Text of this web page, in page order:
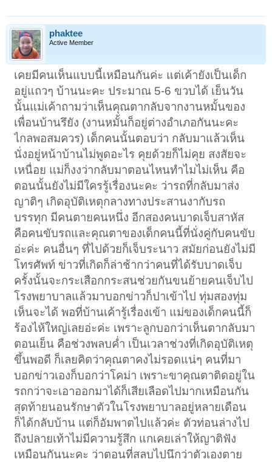
phaktee
Active Member
เคยมีคนเห็นแบบนี้เหมือนกันค่ะ แต่เค้ายังเป็นเด็ก
อยู่แถวๆ บ้านนะคะ ประมาณ 5-6 ขวบได้ เย็นวัน
นั้นแม่เค้าถามว่าเห็นคุณตากลับจากงานหมั้นของ
เพื่อนบ้านรึยัง (งานหมั้นก็อยู่ต่างอำเภอกันนะคะ
ไกลพอสมควร) เด็กคนนั้นตอบว่า กลับมาแล้วเห็น
นั่งอยู่หน้าบ้านไม่พูดอะไร คุยด้วยก็ไม่คุย สงสัยจะ
เหนื่อย แม่ก็งงว่ากลับมาตอนไหนทำไมไม่เห็น คือ
ตอนนั้นยังไม่มีใครรู้เรื่องนะคะ ว่ารถที่กลับมาส่ง
ญาติๆ เกิดอุบัติเหตุกลางทางประสานงากับรถ
บรรทุก มีคนตายคนหนึ่ง อีกสองคนบาดเจ็บสาหัส
คือคนขับรถและคุณตาของเด็กคนนี้ที่นั่งคู่กับคนขับ
อ่ะค่ะ คนอื่นๆ ที่ไปด้วยก็เจ็บระนาว สมัยก่อนยังไม่มี
โทรศัพท์ ข่าวที่เกิดก็ล่าช้ากว่าคนที่ได้รับบาดเจ็บ
ครั้งนั้นจะกระเสือกกระสนช่วยกันขนย้ายคนเจ็บไป
โรงพยาบาลแล้วมาบอกข่าวก็ปาเข้าไป ทุ่มสองทุ่ม
เห็นจะได้ พอที่บ้านเค้ารู้เรื่องเข้า แม่ของเด็กคนนี้ก็
ร้องไห้ใหญ่เลยอ่ะค่ะ เพราะลูกบอกว่าเห็นตากลับมา
ตอนเย็น คือช่วงพลบค่ำ เป็นเวลาช่วงที่เกิดอุบัติเหตุ
ขึ้นพอดี ก็เลยคิดว่าคุณตาคงไม่รอดแน่ๆ คนที่มา
บอกข่าวเองก็บอกว่าโคม่า เพราะขาคุณตาติดอยู่ใน
รถกว่าจะเอาออกมาได้ก็เสียเลือดไปมากเหมือนกัน
สุดท้ายนอนรักษาตัวในโรงพยาบาลอยู่หลายเดือน
ก็ได้กลับบ้าน แต่ก็อัมพาตไปแล้วค่ะ ตัวท่อนล่างไป
ถึงปลายเท้าไม่มีความรู้สึก แกเคยเล่าให้ญาติฟัง
เหมือนกันนะคะ ว่าตอนที่สลบไปนึกว่าตัวเองตาย